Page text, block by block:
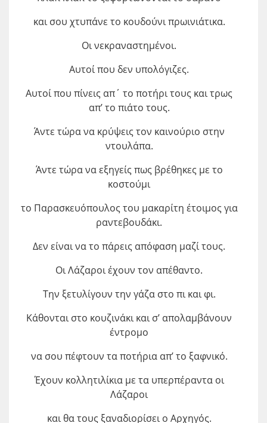
και σου χτυπάνε το κουδούνι πρωινιάτικα.
Οι νεκραναστημένοι.
Αυτοί που δεν υπολόγιζες.
Αυτοί που πίνεις απ΄ το ποτήρι τους και τρως
απ’ το πιάτο τους.
Άντε τώρα να κρύψεις τον καινούριο στην
ντουλάπα.
Άντε τώρα να εξηγείς πως βρέθηκες με το
κοστούμι
το Παρασκευόπουλος του μακαρίτη έτοιμος για
ραντεβουδάκι.
Δεν είναι να το πάρεις απόφαση μαζί τους.
Οι Λάζαροι έχουν τον απέθαντο.
Την ξετυλίγουν την γάζα στο πι και φι.
Κάθονται στο κουζινάκι και σ’ απολαμβάνουν
έντρομο
να σου πέφτουν τα ποτήρια απ’ το ξαφνικό.
Έχουν κολλητιλίκια με τα υπερπέραντα οι
Λάζαροι
και θα τους ξαναδιορίσει ο Αρχηγός.